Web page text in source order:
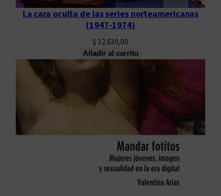
La cara oculta de las series norteamericanas
(1947-1974)
$ 32.630,00
Añadir al carrito